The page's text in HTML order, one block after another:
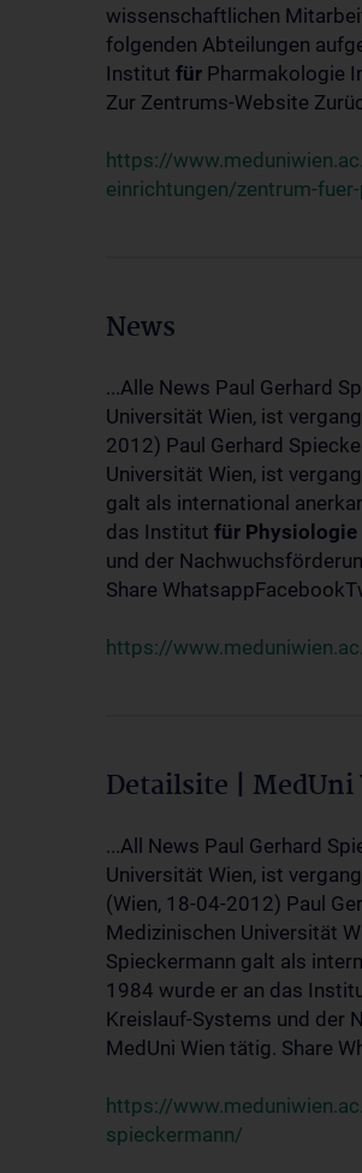
wissenschaftlichen
folgenden Abteilungen
Institut für Pharmakologie
Zur Zentrums-Website
https://
einrichtungen/zentrum-
News
...Alle News Paul Gerhard
Universität Wien, ist
2012) Paul Gerhard
Universität Wien, ist
galt als international
das Institut für Physiologie
und der
Share
https://
Detailsite | MedUni
...All News Paul Gerhard
Universität Wien, ist
(Wien, 18-04-2012) Paul
Medizinischen Universität
Spieckermann galt als
1984 wurde er an das
Kreislauf-Systems und der
MedUni Wien tätig. Share
https://
spieckermann/